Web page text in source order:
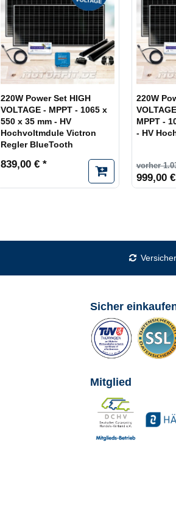
220W Power Set HIGH
VOLTAGE - MPPT - 1065 x
550 x 35 mm - HV
Hochvoltmdule Victron
Regler BlueTooth
839,00 € *
220W
MPPT -
- HV
vorher
999,00
Sicher
Mitglied